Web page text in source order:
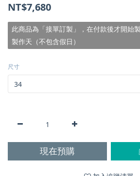
NT$7,680
此商品為「接單訂製」，在付款後才開始
製作天（不包含假日）
尺寸
現在預購